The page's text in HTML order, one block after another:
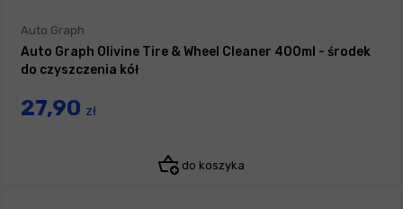
Auto Graph
Auto Graph Olivine Tire & Wheel Cleaner 400ml - środek
do czyszczenia kół
27,90 zł
do koszyka